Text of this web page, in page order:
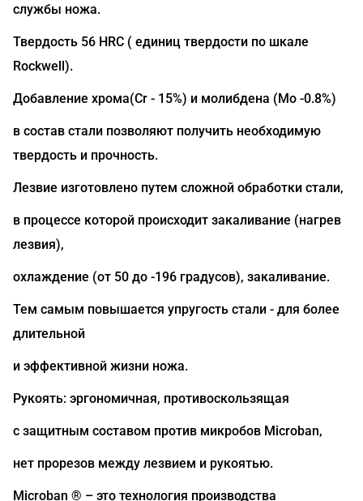
службы ножа.
Твердость 56 HRC ( единиц твердости по шкале
Rockwell).
Добавление хрома(Сr - 15%) и молибдена (Mo -0.8%)
в состав стали позволяют получить необходимую
твердость и прочность.
Лезвие изготовлено путем сложной обработки стали,
в процессе которой происходит закаливание (нагрев
лезвия),
охлаждение (от 50 до -196 градусов), закаливание.
Тем самым повышается упругость стали - для более
длительной
и эффективной жизни ножа.
Рукоять: эргономичная, противоскользящая
с защитным составом против микробов Microban,
нет прорезов между лезвием и рукоятью.
Microban ® – это технология производства